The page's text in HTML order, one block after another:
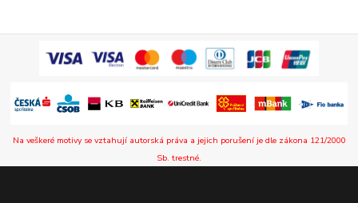
Na veškeré motivy se vztahují autorská práva a jejich porušení je dle zákona 121/2000
Sb. trestné.